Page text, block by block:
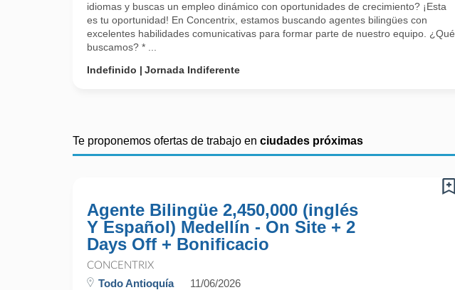
idiomas y buscas un empleo dinámico con oportunidades de crecimiento? ¡Esta
es tu oportunidad! En Concentrix, estamos buscando agentes bilingües con
excelentes habilidades comunicativas para formar parte de nuestro equipo. ¿Qué
buscamos? * ...
Indefinido
Jornada Indiferente
Te proponemos ofertas de trabajo en ciudades próximas
Agente Bilingüe 2,450,000 (inglés
Y Español) Medellín - On Site + 2
Days Off + Bonificacio
CONCENTRIX
Todo Antioquía 11/06/2026